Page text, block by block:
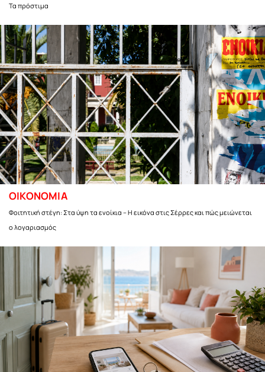
Τα πρόστιμα
ΟΙΚΟΝΟΜΙΑ
Φοιτητική στέγη: Στα ύψη τα ενοίκια – Η εικόνα στις Σέρρες και πώς μειώνεται
ο λογαριασμός